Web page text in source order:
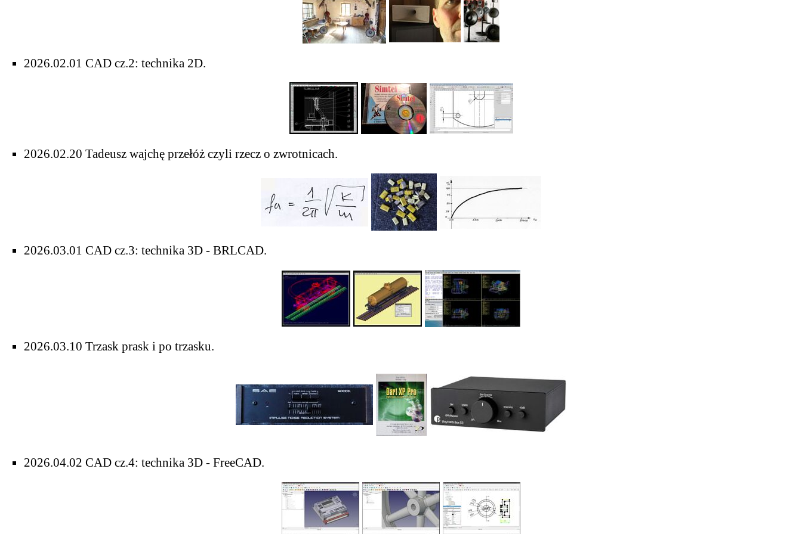
2026.02.01 CAD cz.2: technika 2D.
2026.02.20 Tadeusz wajchę przełóż czyli rzecz o zwrotnicach.
2026.03.01 CAD cz.3: technika 3D - BRLCAD.
2026.03.10 Trzask prask i po trzasku.
2026.04.02 CAD cz.4: technika 3D - FreeCAD.